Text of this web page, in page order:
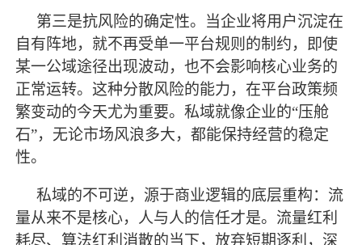
第三是抗风险的确定性。当企业将用户沉淀在
自有阵地，就不再受单一平台规则的制约，即使
某一公域途径出现波动，也不会影响核心业务的
正常运转。这种分散风险的能力，在平台政策频
繁变动的今天尤为重要。私域就像企业的“压舱
石”，无论市场风浪多大，都能保持经营的稳定
性。
私域的不可逆，源于商业逻辑的底层重构：流
量从来不是核心，人与人的信任才是。流量红利
耗尽、算法红利消散的当下，放弃短期逐利，深